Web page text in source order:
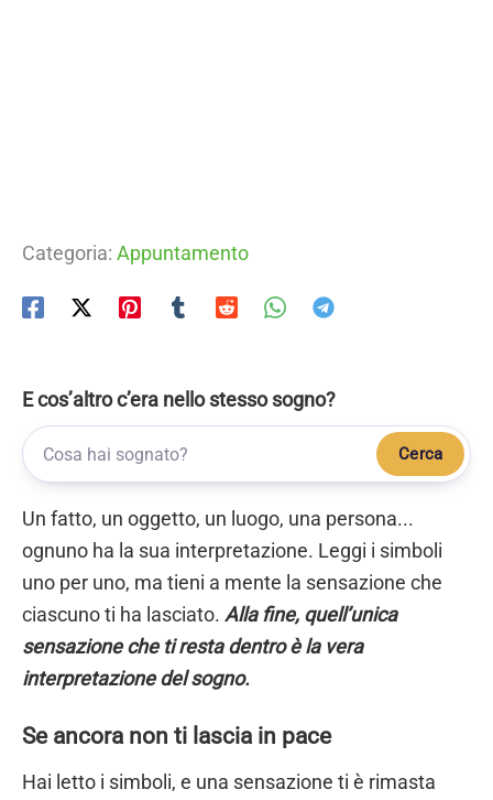
Categoria: Appuntamento
E cos’altro c’era nello stesso sogno?
Cerca
Un fatto, un oggetto, un luogo, una persona...
ognuno ha la sua interpretazione. Leggi i simboli
uno per uno, ma tieni a mente la sensazione che
ciascuno ti ha lasciato. Alla fine, quell’unica
sensazione che ti resta dentro è la vera
interpretazione del sogno.
Se ancora non ti lascia in pace
Hai letto i simboli, e una sensazione ti è rimasta